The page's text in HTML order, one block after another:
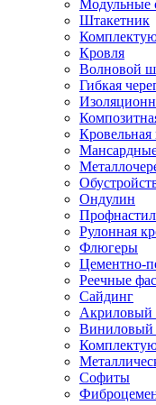
Модульные
Штакетник
Кровля
Волновой
Гибкая
Кровельная
Ондулин
Профнастил
Рулонная
Флюгеры
Цементно-
Реечные
Сайдинг
Акриловый
Виниловый
Софиты